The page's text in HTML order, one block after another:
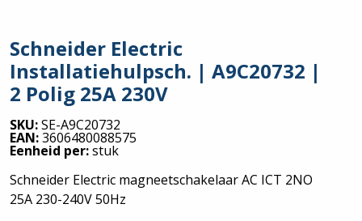
Schneider Electric
Installatiehulpsch. | A9C20732 |
2 Polig 25A 230V
SKU:SE-A9C20732
EAN:3606480088575
Eenheid per:stuk
Schneider Electric magneetschakelaar AC ICT 2NO
25A 230-240V 50Hz